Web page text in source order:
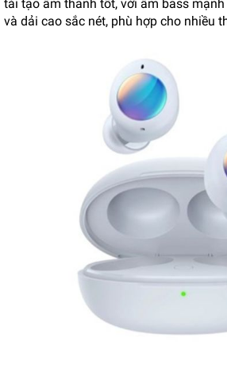
tái tạo âm thanh tốt, với âm bass
và dải cao sắc nét, phù hợp cho nhiều